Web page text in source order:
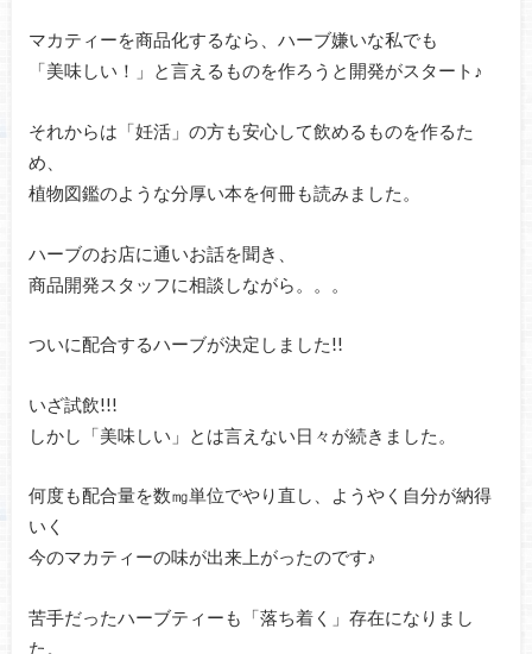
マカティーを商品化するなら、ハーブ嫌いな私でも
「美味しい！」と言えるものを作ろうと開発がスタート♪
それからは「妊活」の方も安心して飲めるものを作るた
め、
植物図鑑のような分厚い本を何冊も読みました。
ハーブのお店に通いお話を聞き、
商品開発スタッフに相談しながら。。。
ついに配合するハーブが決定しました!!
いざ試飲!!!
しかし「美味しい」とは言えない日々が続きました。
何度も配合量を数㎎単位でやり直し、ようやく自分が納得
いく
今のマカティーの味が出来上がったのです♪
苦手だったハーブティーも「落ち着く」存在になりまし
た。